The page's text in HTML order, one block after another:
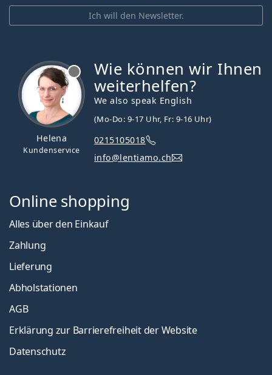
Ich will den Newsletter.
Helena
Kundenservice
Wie können wir Ihnen
weiterhelfen?
We also speak English
(Mo-Do: 9-17 Uhr, Fr: 9-16 Uhr)
0215105018
info@lentiamo.ch
Online shopping
Alles über den Einkauf
Zahlung
Lieferung
Abholstationen
AGB
Erklärung zur Barrierefreiheit der Website
Datenschutz